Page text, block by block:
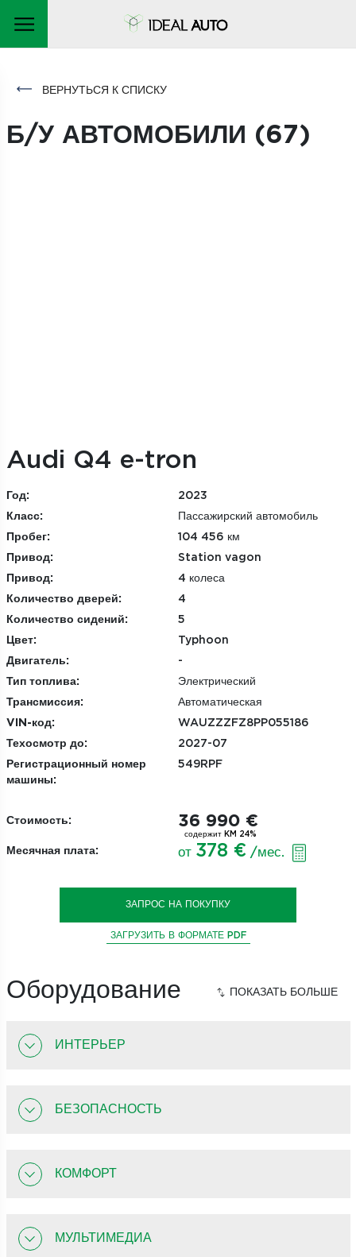
ВЕРНУТЬСЯ К СПИСКУ
Б/У АВТОМОБИЛИ (67)
Audi Q4 e-tron
Год:
2023
Класс:
Пассажирский автомобиль
Пробег:
104 456 км
Привод:
Station vagon
Привод:
4 колеса
Количество дверей:
4
Количество сидений:
5
Цвет:
Typhoon
Двигатель:
-
Тип топлива:
Электрический
Трансмиссия:
Автоматическая
VIN-код:
WAUZZZFZ8PP055186
Техосмотр до:
2027-07
Регистрационный номер
машины:
549RPF
Стоимость: 36 990 €
содержит KM 24%
Месячная плата: от 378 € /мес.
ЗАПРОС НА ПОКУПКУ
ЗАГРУЗИТЬ В ФОРМАТЕ PDF
Оборудование
ИНТЕРЬЕР
БЕЗОПАСНОСТЬ
КОМФОРТ
МУЛЬТИМЕДИА